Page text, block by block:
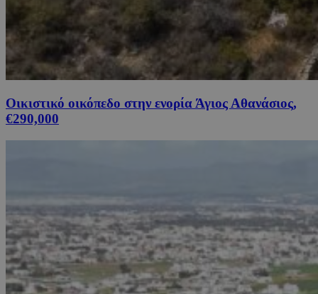
Οικιστικό οικόπεδο στην ενορία Άγιος Αθανάσιος,
€290,000